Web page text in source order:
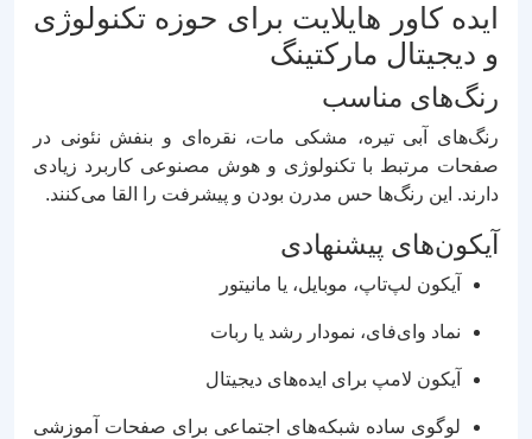
ایده کاور هایلایت برای حوزه تکنولوژی
و دیجیتال مارکتینگ
رنگ‌های مناسب
رنگ‌های آبی تیره، مشکی مات، نقره‌ای و بنفش نئونی در
صفحات مرتبط با تکنولوژی و هوش مصنوعی کاربرد زیادی
دارند. این رنگ‌ها حس مدرن بودن و پیشرفت را القا می‌کنند.
آیکون‌های پیشنهادی
آیکون لپ‌تاپ، موبایل، یا مانیتور
نماد وای‌فای، نمودار رشد یا ربات
آیکون لامپ برای ایده‌های دیجیتال
لوگوی ساده شبکه‌های اجتماعی برای صفحات آموزشی